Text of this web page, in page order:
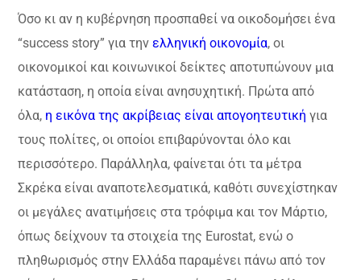
Όσο κι αν η κυβέρνηση προσπαθεί να οικοδομήσει ένα
“success story” για τηνελληνική οικονομία, οι
οικονομικοί και κοινωνικοί δείκτες αποτυπώνουν μια
κατάσταση, η οποία είναι ανησυχητική. Πρώτα από
όλα, η εικόνα της ακρίβειας είναι απογοητευτική για
τους πολίτες, οι οποίοι επιβαρύνονται όλο και
περισσότερο. Παράλληλα, φαίνεται ότι τα μέτρα
Σκρέκα είναι αναποτελεσματικά, καθότι συνεχίστηκαν
οι μεγάλες ανατιμήσεις στα τρόφιμα και τον Μάρτιο,
όπως δείχνουν τα στοιχεία της Eurostat, ενώ ο
πληθωρισμός στην Ελλάδα παραμένει πάνω από τον